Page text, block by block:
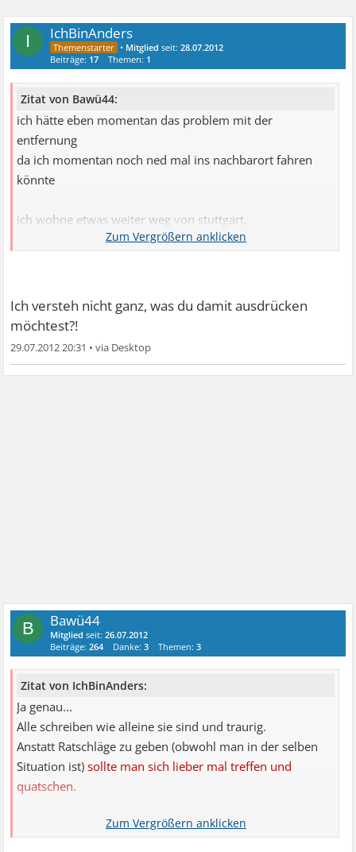
I IchBinAnders
• Mitglied seit:28.07.2012
Beiträge: 17 Themen: 1
Zitat von Bawü44:
ich hätte eben momentan das problem mit der
entfernung
da ich momentan noch ned mal ins nachbarort fahren
könnte
ich wohne etwas weiter weg von stuttgart,
wohl der einzige in meiner gegend
Ich versteh nicht ganz, was du damit ausdrücken
möchtest?!
29.07.2012 20:31 •
B Bawü44
Mitglied seit:26.07.2012
Beiträge:264 Danke:3 Themen:3
Zitat von IchBinAnders:
Ja genau...
Alle schreiben wie alleine sie sind und traurig.
Anstatt Ratschläge zu geben (obwohl man in der selben
Situation ist)sollte man sich lieber mal treffen und
quatschen.
Wovor haben diese Leute Angst andere zu treffen die